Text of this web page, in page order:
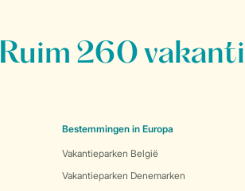
Ruim 260
Bestemmingen in Europa
Vakantieparken België
Vakantieparken Denemarken